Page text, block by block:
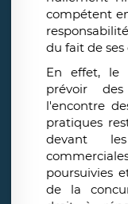
compétent
du fait de ses
En effet, le
prévoir
l'encontre
pratiques
devant
poursuivies
de la